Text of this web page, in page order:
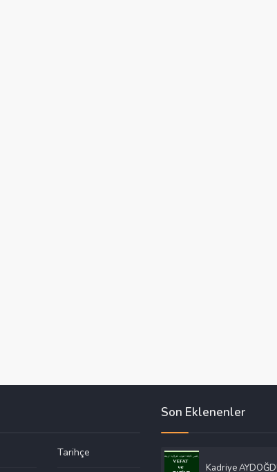
Tarihçe
Son Eklenenler
Kadriye